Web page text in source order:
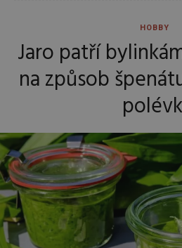
HOBBY
Jaro patří
na způsob